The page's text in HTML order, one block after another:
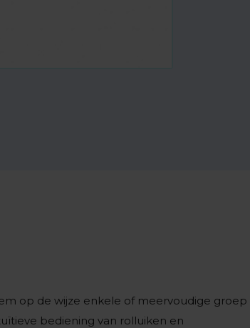
op de wijze enkele of meervoudige groep
bediening van rolluiken en